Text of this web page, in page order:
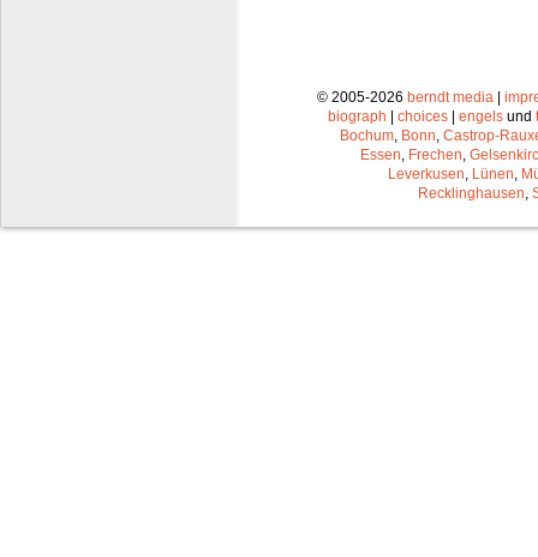
© 2005-2026 berndt media|
biograph
choices engels und
Bochum, Bonn, Castrop-
Essen, Frechen,
Leverkusen, Lünen,
Recklinghausen,